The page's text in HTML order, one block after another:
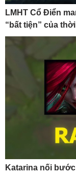
LMHT Cổ Điển
“bất tiện” của
Katarina nối